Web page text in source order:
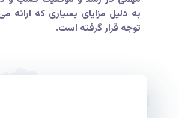
به دلیل مزایای بسیاری که ارائه
توجه قرار گرفته است.